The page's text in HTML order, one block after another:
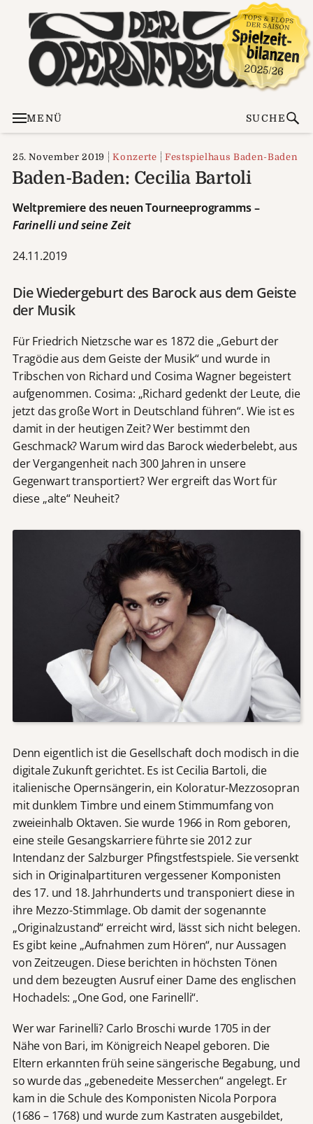
MENÜ SUCHE
25. November 2019 Konzerte Festspielhaus Baden-Baden
Baden-Baden: Cecilia Bartoli
Weltpremiere des neuen Tourneeprogramms –
Farinelli und seine Zeit
24.11.2019
Die Wiedergeburt des Barock aus dem Geiste
der Musik
Für Friedrich Nietzsche war es 1872 die „Geburt der
Tragödie aus dem Geiste der Musik“ und wurde in
Tribschen von Richard und Cosima Wagner begeistert
aufgenommen. Cosima: „Richard gedenkt der Leute, die
jetzt das große Wort in Deutschland führen“. Wie ist es
damit in der heutigen Zeit? Wer bestimmt den
Geschmack? Warum wird das Barock wiederbelebt, aus
der Vergangenheit nach 300 Jahren in unsere
Gegenwart transportiert? Wer ergreift das Wort für
diese „alte“ Neuheit?
Denn eigentlich ist die Gesellschaft doch modisch in die
digitale Zukunft gerichtet. Es ist Cecilia Bartoli, die
italienische Opernsängerin, ein Koloratur-Mezzosopran
mit dunklem Timbre und einem Stimmumfang von
zweieinhalb Oktaven. Sie wurde 1966 in Rom geboren,
eine steile Gesangskarriere führte sie 2012 zur
Intendanz der Salzburger Pfingstfestspiele. Sie versenkt
sich in Originalpartituren vergessener Komponisten
des 17. und 18. Jahrhunderts und transponiert diese in
ihre Mezzo-Stimmlage. Ob damit der sogenannte
„Originalzustand“ erreicht wird, lässt sich nicht belegen.
Es gibt keine „Aufnahmen zum Hören“, nur Aussagen
von Zeitzeugen. Diese berichten in höchsten Tönen
und dem bezeugten Ausruf einer Dame des englischen
Hochadels: „One God, one Farinelli“.
Wer war Farinelli? Carlo Broschi wurde 1705 in der
Nähe von Bari, im Königreich Neapel geboren. Die
Eltern erkannten früh seine sängerische Begabung, und
so wurde das „gebenedeite Messerchen“ angelegt. Er
kam in die Schule des Komponisten Nicola Porpora
(1686 – 1768) und wurde zum Kastraten ausgebildet,